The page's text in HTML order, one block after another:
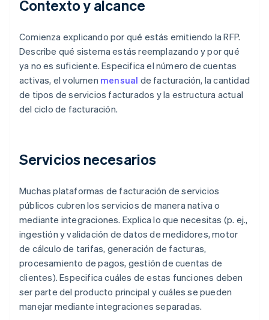
Contexto y alcance
Comienza explicando por qué estás emitiendo la RFP.
Describe qué sistema estás reemplazando y por qué
ya no es suficiente. Especifica el número de cuentas
activas, el volumen mensual de facturación, la cantidad
de tipos de servicios facturados y la estructura actual
del ciclo de facturación.
Servicios necesarios
Muchas plataformas de facturación de servicios
públicos cubren los servicios de manera nativa o
mediante integraciones. Explica lo que necesitas (p. ej.,
ingestión y validación de datos de medidores, motor
de cálculo de tarifas, generación de facturas,
procesamiento de pagos, gestión de cuentas de
clientes). Especifica cuáles de estas funciones deben
ser parte del producto principal y cuáles se pueden
manejar mediante integraciones separadas.